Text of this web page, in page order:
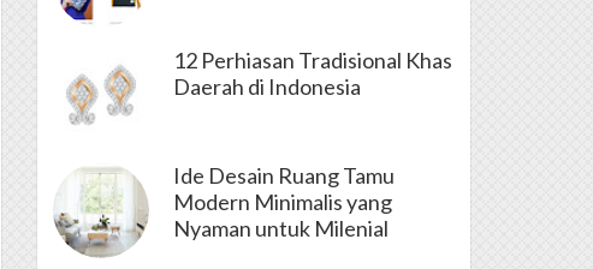
12 Perhiasan Tradisional Khas
Daerah di Indonesia
Ide Desain Ruang Tamu
Modern Minimalis yang
Nyaman untuk Milenial